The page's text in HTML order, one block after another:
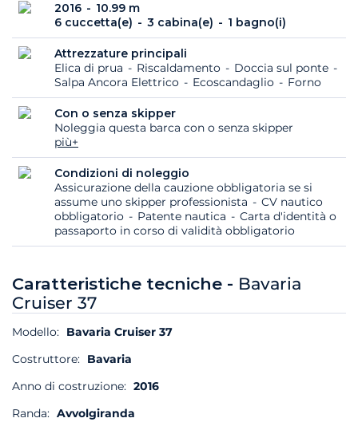
2016
10.99 m
6 cuccetta(e)
3 cabina(e) 1 bagno(i)
Attrezzature principali
Elica di prua
Riscaldamento
Doccia sul ponte
Salpa Ancora Elettrico
Ecoscandaglio Forno
Con o senza skipper
Noleggia questa barca con o senza skipper
più+
Condizioni di noleggio
Assicurazione della cauzione obbligatoria se si
assume uno skipper professionista
CV nautico
obbligatorio
Patente nautica
Carta d'identità o
passaporto in corso di validità obbligatorio
Caratteristiche tecniche - Bavaria
Cruiser 37
Modello: Bavaria Cruiser 37
Costruttore: Bavaria
Anno di costruzione: 2016
Randa: Avvolgiranda